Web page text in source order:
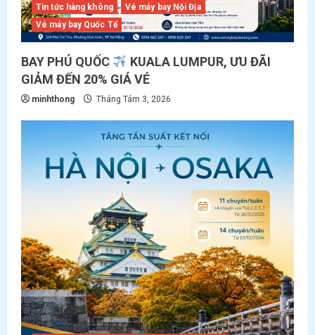
Tin tức hàng không
Vé máy bay Nội Địa
Vé máy bay Quốc Tế
BAY PHÚ QUỐC
KUALA LUMPUR, ƯU ĐÃI
GIẢM ĐẾN 20% GIÁ VÉ
minhthong Tháng Tám 3, 2026